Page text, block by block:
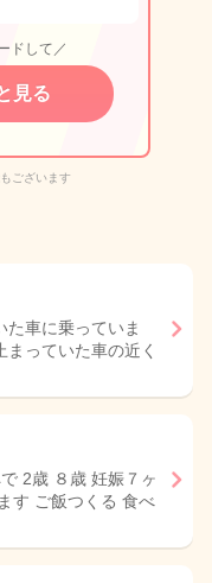
ドして／
見る
ございます
た車に乗っていま
っていた車の近く
2歳 ８歳 妊娠７ヶ
す ご飯つくる 食べ